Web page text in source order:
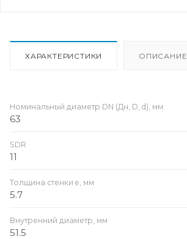
ХАРАКТЕРИСТИКИ ОПИСАНИЕ
Номинальный диаметр DN (Дн, D, d), мм
63
SDR
11
Толщина стенки e, мм
5.7
Внутренний диаметр, мм
51.5